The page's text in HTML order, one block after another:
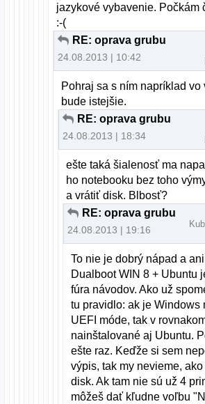
jazykové vybavenie. Počkám
:-(
RE: oprava grubu
24.08.2013 | 10:42
Pohraj sa s ním napríklad vo
bude istejšie.
RE: oprava grubu
24.08.2013 | 18:34
ešte taká šialenosť ma
ho notebooku bez toho
a vrátiť disk. Blbosť?
RE: oprava grubu
24.08.2013 | 19:16
To nie je dobrý nápad a
Dualboot WIN 8 + Ubuntu
fúra návodov. Ako už
tu pravidlo: ak je Windows
UEFI móde, tak v
nainštalované aj Ubuntu.
ešte raz. Keďže si sem
výpis, tak my nevieme,
disk. Ak tam nie sú už 4
môžeš dať kľudne voľbu